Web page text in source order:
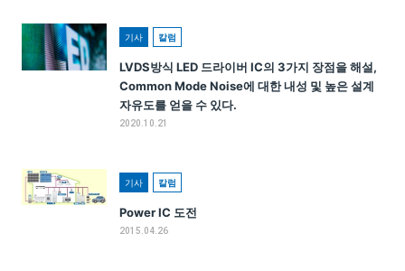
기사 칼럼
LVDS방식 LED 드라이버 IC의 3가지 장점을 해설,
Common Mode Noise에 대한 내성 및 높은 설계
자유도를 얻을 수 있다.
2020.10.21
기사 칼럼
Power IC 도전
2015.04.26